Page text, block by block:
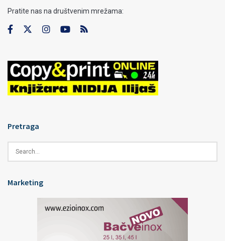
Pratite nas na društvenim mrežama:
Pretraga
Marketing